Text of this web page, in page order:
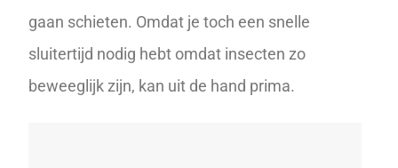
gaan schieten. Omdat je toch een snelle
sluitertijd nodig hebt omdat insecten zo
beweeglijk zijn, kan uit de hand prima.